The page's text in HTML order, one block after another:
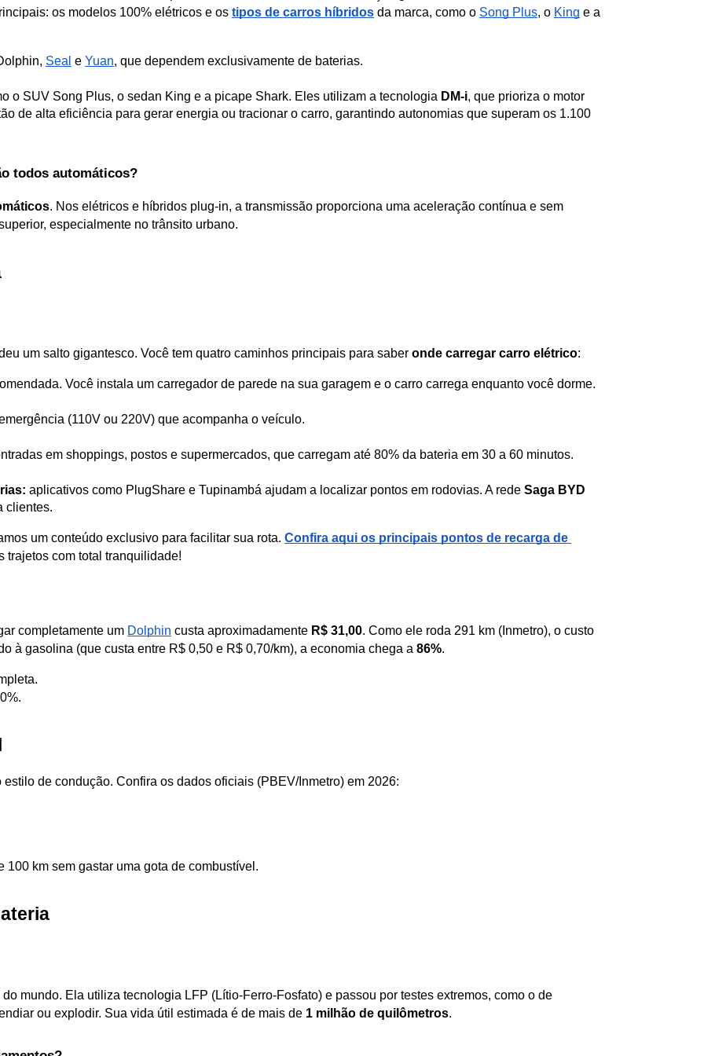
os modelos 100% elétricos e os tipos de carros híbridos da marca, como o Song Plus, o King
Seal e Yuan, que dependem exclusivamente de baterias.
o SUV Song Plus, o sedan King e a picape Shark. Eles utilizam a tecnologia DM-i, que prioriza o motor
de alta eficiência para gerar energia ou tracionar o carro, garantindo autonomias que superam os 1.100
todos automáticos?
. Nos elétricos e híbridos plug-in, a transmissão proporciona uma aceleração contínua e sem
especialmente no trânsito urbano.
um salto gigantesco. Você tem quatro caminhos principais para saber onde carregar carro elétrico:
Você instala um carregador de parede na sua garagem e o carro carrega enquanto você dorme.
(110V ou 220V) que acompanha o veículo.
em shoppings, postos e supermercados, que carregam até 80% da bateria em 30 a 60 minutos.
aplicativos como PlugShare e Tupinambá ajudam a localizar pontos em rodovias. A rede Saga BYD
clientes.
um conteúdo exclusivo para facilitar sua rota. Confira aqui os principais pontos de recarga de
trajetos com total tranquilidade!
completamente um Dolphin custa aproximadamente R$ 31,00. Como ele roda 291 km (Inmetro), o custo
à gasolina (que custa entre R$ 0,50 e R$ 0,70/km), a economia chega a 86%.
de condução. Confira os dados oficiais (PBEV/Inmetro) em 2026:
100 km sem gastar uma gota de combustível.
mundo. Ela utiliza tecnologia LFP (Lítio-Ferro-Fosfato) e passou por testes extremos, como o de
ou explodir. Sua vida útil estimada é de mais de 1 milhão de quilômetros.